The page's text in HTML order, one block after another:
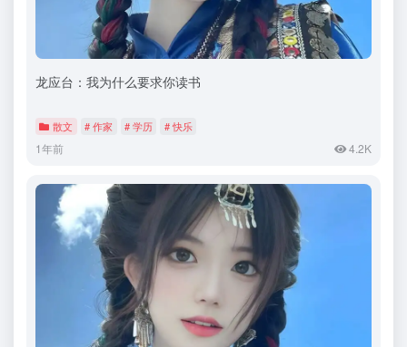
龙应台：我为什么要求你读书
散文 # 作家 # 学历 # 快乐
1年前 4.2K